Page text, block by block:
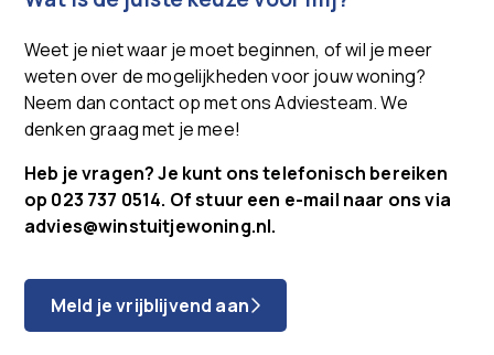
Weet je niet waar je moet beginnen, of wil je meer
weten over de mogelijkheden voor jouw woning?
Neem dan contact op met ons Adviesteam. We
denken graag met je mee!
Heb je vragen? Je kunt ons telefonisch bereiken
op 023 737 0514. Of stuur een e-mail naar ons via
advies@winstuitjewoning.nl.
Meld je vrijblijvend aan